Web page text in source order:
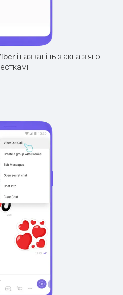
і пазваніць з акна з яго